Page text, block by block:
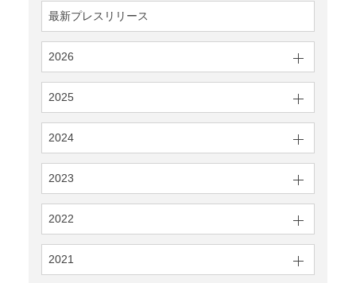
最新プレスリリース
2026
2025
2024
2023
2022
2021